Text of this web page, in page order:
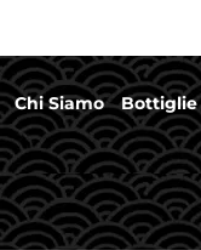
Chi Siamo